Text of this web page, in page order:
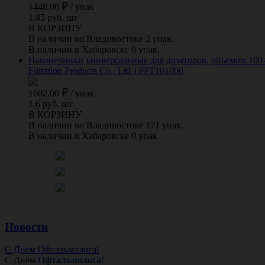
1448.00 / упак
1.45 руб. шт
В КОРЗИНУ
В наличии во Владивостоке 2 упак.
В наличии в Хабаровске 0 упак.
Наконечники универсальные для дозаторов, объемом
Filtration Products Co., Ltd.) PPT101000
1602.00 / упак
1.6 руб. шт
В КОРЗИНУ
В наличии во Владивостоке 171 упак.
В наличии в Хабаровске 0 упак.
Новости
С Днём Офтальмолога!
С Днём Офтальмолога!